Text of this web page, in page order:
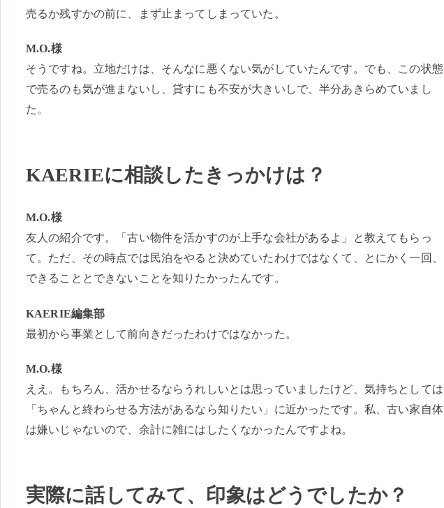
売るか残すかの前に、まず止まってしまっていた。
M.O.様
そうですね。立地だけは、そんなに悪くない気がしていたんです。でも、この状態
で売るのも気が進まないし、貸すにも不安が大きいしで、半分あきらめていまし
た。
KAERIEに相談したきっかけは？
M.O.様
友人の紹介です。「古い物件を活かすのが上手な会社があるよ」と教えてもらっ
て。ただ、その時点では民泊をやると決めていたわけではなくて、とにかく一回、
できることとできないことを知りたかったんです。
KAERIE編集部
最初から事業として前向きだったわけではなかった。
M.O.様
ええ。もちろん、活かせるならうれしいとは思っていましたけど、気持ちとしては
「ちゃんと終わらせる方法があるなら知りたい」に近かったです。私、古い家自体
は嫌いじゃないので、余計に雑にはしたくなかったんですよね。
実際に話してみて、印象はどうでしたか？